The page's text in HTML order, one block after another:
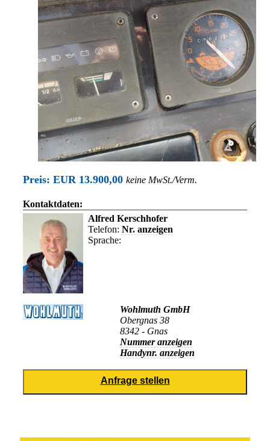
Preis: EUR 13.900,00 keine MwSt./Verm.
Kontaktdaten:
Alfred Kerschhofer
Telefon: Nr. anzeigen
Sprache:
Wohlmuth GmbH
Obergnas 38
8342 - Gnas
Nummer anzeigen
Handynr. anzeigen